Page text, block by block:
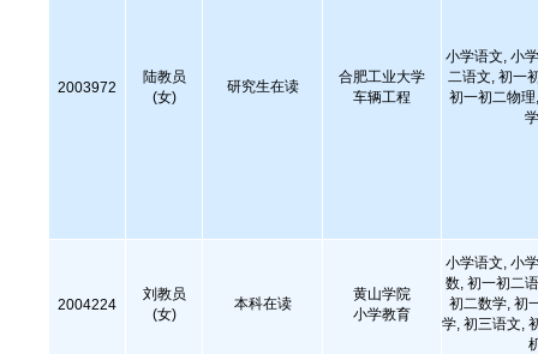
2003972
陆教员
(女)
研究生在读
合肥工业大学
车辆工程
小学语文, 小
二语文, 初一
初一初二物
2004224
刘教员
(女)
本科在读
黄山学院
小学教育
小学语文, 小
数, 初一初二
初二数学, 初
学, 初三语文,